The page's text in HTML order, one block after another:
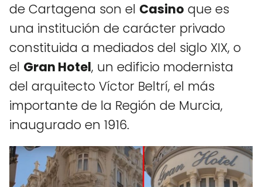
de Cartagena son el Casino que es
una institución de carácter privado
constituida a mediados del siglo XIX, o
el Gran Hotel, un edificio modernista
del arquitecto Víctor Beltrí, el más
importante de la Región de Murcia,
inaugurado en 1916.